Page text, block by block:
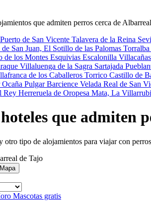
que admiten perros cerca de
Puerto de San Vicente Talavera de la Reina
San Juan, El Sotillo de las Palomas Torralba
de los Montes Esquivias Escalonilla Villacañas
Villaluenga de la Sagra Sartajada
de los Caballeros Torrico Castillo de
Ocaña PulgarBarcience Velada Real de San
Rey Herreruela de Oropesa Mata, La
que admiten
otro tipo de alojamientos para viajar con
de Tajo
Mapa
Mascotas gratis